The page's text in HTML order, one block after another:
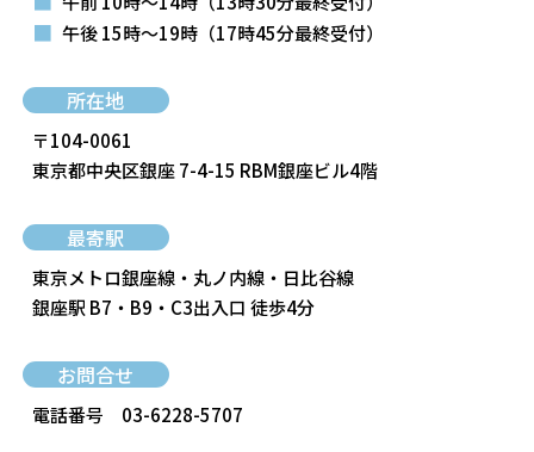
■ 午後 15時～19時 （17時45分最終受付）
所在地
〒104-0061
東京都中央区銀座 7-4-15 RBM銀座ビル4階
最寄駅
東京メトロ銀座線・丸ノ内線・日比谷線
銀座駅 B7・B9・C3出入口 徒歩4分
お問合せ
電話番号 03-6228-5707